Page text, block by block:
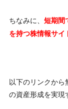
ちなみに、 短期間
を持つ株情報サ
以下のリンクか
の資産形成を実現